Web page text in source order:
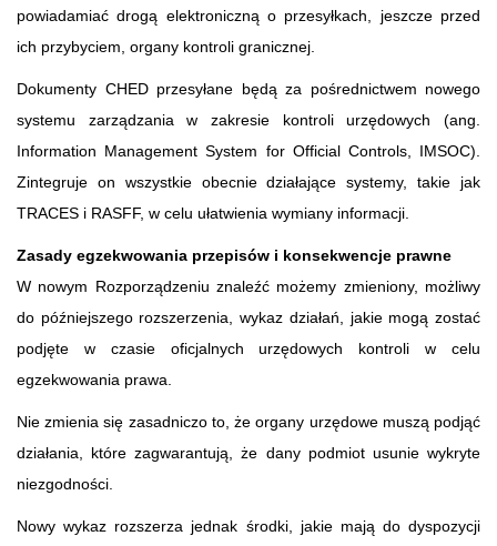
powiadamiać drogą elektroniczną o przesyłkach, jeszcze przed
ich przybyciem, organy kontroli granicznej.
Dokumenty CHED przesyłane będą za pośrednictwem nowego
systemu zarządzania w zakresie kontroli urzędowych (ang.
Information Management System for Official Controls, IMSOC).
Zintegruje on wszystkie obecnie działające systemy, takie jak
TRACES i RASFF, w celu ułatwienia wymiany informacji.
Zasady egzekwowania przepisów i konsekwencje prawne
W nowym Rozporządzeniu znaleźć możemy zmieniony, możliwy
do późniejszego rozszerzenia, wykaz działań, jakie mogą zostać
podjęte w czasie oficjalnych urzędowych kontroli w celu
egzekwowania prawa.
Nie zmienia się zasadniczo to, że organy urzędowe muszą podjąć
działania, które zagwarantują, że dany podmiot usunie wykryte
niezgodności.
Nowy wykaz rozszerza jednak środki, jakie mają do dyspozycji